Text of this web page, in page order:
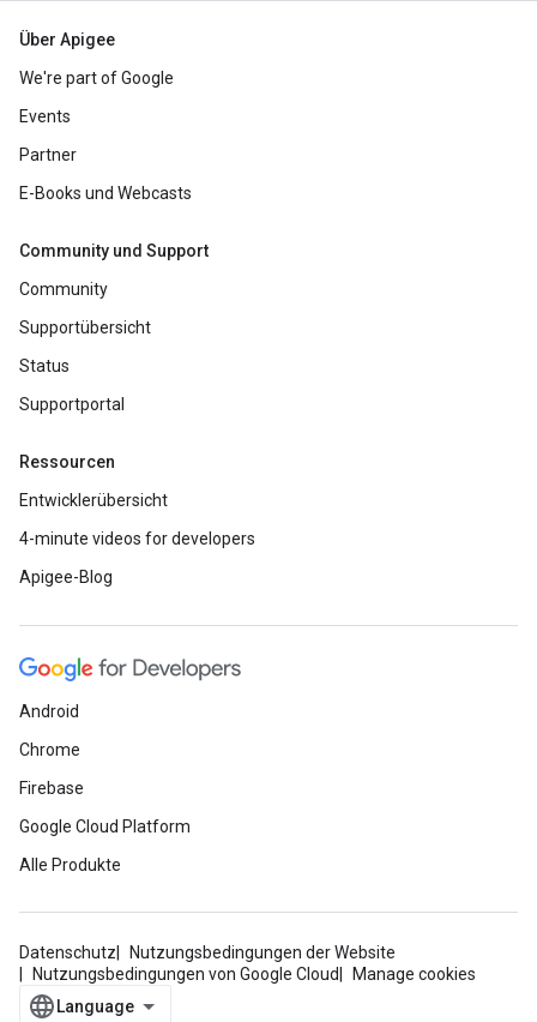
Über Apigee
We're part of Google
Events
Partner
E-Books und Webcasts
Community und Support
Community
Supportübersicht
Status
Supportportal
Ressourcen
Entwicklerübersicht
4-minute videos for developers
Apigee-Blog
Android
Chrome
Firebase
Google Cloud Platform
Alle Produkte
Datenschutz
Nutzungsbedingungen der Website
Nutzungsbedingungen von Google Cloud
Manage cookies